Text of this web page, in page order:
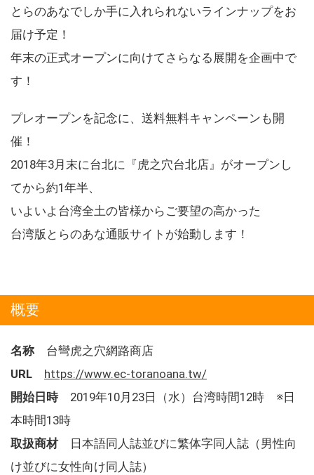
とらのあなでしか手に入れられないラインナップをお
届け予定！
年末の正式オープンに向けてさらなる展開を企画中で
す！
プレオープンを記念に、送料無料キャンペーンも開
催！
2018年3月末に台北に『虎之穴台北店』がオープンし
てから約1年半、
いよいよ台湾全土の皆様からご要望の高かった
台湾版とらのあな通販サイトが始動します！
概要
名称 台彎虎之穴網路商店
URL
https://www.ec-toranoana.tw/
開始日時2019年10月23日（水）台湾時間12時 ※日
本時間13時
取扱商材日本語同人誌並びに繁体字同人誌（男性向
け並びに女性向け同人誌）